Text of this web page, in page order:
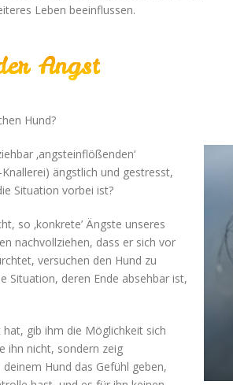
Leben beeinflussen.
Angst
Hund?
‚angsteinflößenden‘
ängstlich und gestresst,
Situation vorbei ist?
so ‚konkrete’ Ängste unseres
nachvollziehen, dass er sich vor
versuchen den Hund zu
Situation, deren Ende absehbar ist,
gib ihm die Möglichkeit sich
ihn nicht, sondern zeig
Hund das Gefühl geben,